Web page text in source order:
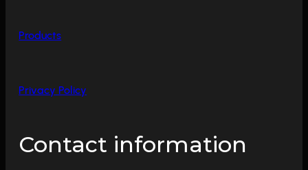
Products
Privacy Policy
Contact information